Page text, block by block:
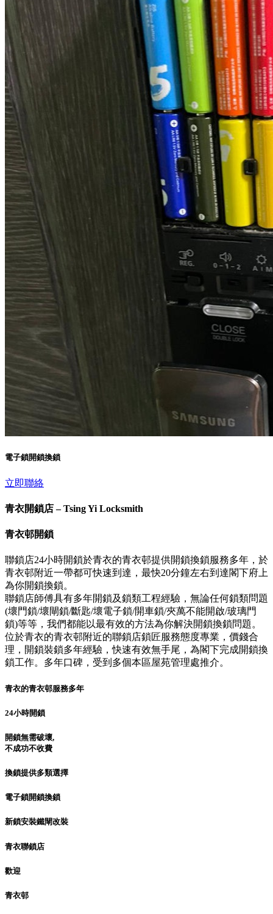
電子鎖開鎖換鎖
立即聯絡
青衣開鎖店 – Tsing Yi Locksmith
青衣邨開鎖
聯鎖店24小時開鎖於青衣的青衣邨提供開鎖換鎖服務多年，於
青衣邨附近一帶都可快速到達，最快20分鐘左右到達閣下府上
為你開鎖換鎖。
聯鎖店師傅具有多年開鎖及鎖類工程經驗，無論任何鎖類問題
(壞門鎖/壞閘鎖/斷匙/壞電子鎖/開車鎖/夾萬不能開啟/玻璃門
鎖)等等，我們都能以最有效的方法為你解決開鎖換鎖問題。
位於青衣的青衣邨附近的聯鎖店鎖匠服務態度專業，價錢合
理，開鎖裝鎖多年經驗，快速有效無手尾，為閣下完成開鎖換
鎖工作。多年口碑，受到多個本區屋苑管理處推介。
青衣的青衣邨服務多年
24小時開鎖
開鎖無需破壞,
不成功不收費
換鎖提供多類選擇
電子鎖開鎖換鎖
新鎖安裝鐵閘改裝
青衣聯鎖店
歡迎
青衣邨